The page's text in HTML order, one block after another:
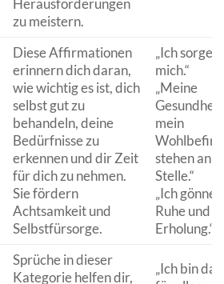
zu meistern.
Diese Affirmationen
erinnern dich daran,
wie wichtig es ist, dich
selbst gut zu
behandeln, deine
Bedürfnisse zu
erkennen und dir Zeit
für dich zu nehmen.
Sie fördern
Achtsamkeit und
Selbstfürsorge.
„Ich sorge
mich.“
„Meine
mein
stehen an
Stelle.“
„Ich gönne
Ruhe und
Erholung.“
Sprüche in dieser
Kategorie helfen dir,
„Ich bin